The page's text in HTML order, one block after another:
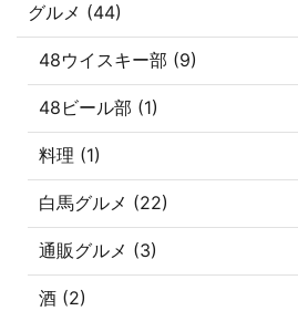
グルメ (44)
48ウイスキー部 (9)
48ビール部 (1)
料理 (1)
白馬グルメ (22)
通販グルメ (3)
酒 (2)